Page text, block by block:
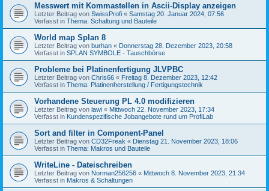
Messwert mit Kommastellen in Ascii-Display anzeigen
Letzter Beitrag von SwissProfi « Samstag 20. Januar 2024, 07:56
Verfasst in Thema: Schaltung und Bauteile
World map Splan 8
Letzter Beitrag von burhan « Donnerstag 28. Dezember 2023, 20:58
Verfasst in SPLAN SYMBOLE - Tauschbörse
Probleme bei Platinenfertigung JLVPBC
Letzter Beitrag von Chris66 « Freitag 8. Dezember 2023, 12:42
Verfasst in Thema: Platinenherstellung / Fertigungstechnik
Vorhandene Steuerung PL 4.0 modifizieren
Letzter Beitrag von lawi « Mittwoch 22. November 2023, 17:34
Verfasst in Kundenspezifische Jobangebote rund um ProfiLab
Sort and filter in Component-Panel
Letzter Beitrag von CD32Freak « Dienstag 21. November 2023, 18:06
Verfasst in Thema: Makros und Bauteile
WriteLine - Dateischreiben
Letzter Beitrag von Norman256256 « Mittwoch 8. November 2023, 21:34
Verfasst in Makros & Schaltungen